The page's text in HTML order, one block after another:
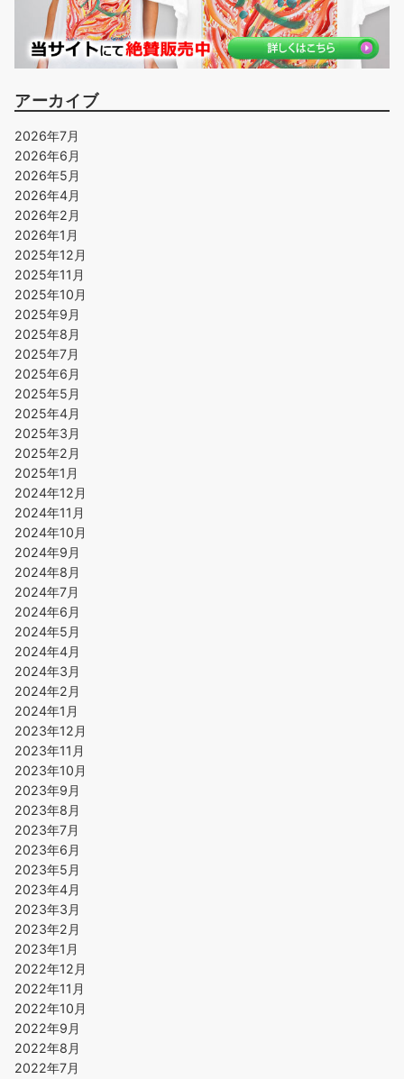
アーカイブ
2026年7月
2026年6月
2026年5月
2026年4月
2026年2月
2026年1月
2025年12月
2025年11月
2025年10月
2025年9月
2025年8月
2025年7月
2025年6月
2025年5月
2025年4月
2025年3月
2025年2月
2025年1月
2024年12月
2024年11月
2024年10月
2024年9月
2024年8月
2024年7月
2024年6月
2024年5月
2024年4月
2024年3月
2024年2月
2024年1月
2023年12月
2023年11月
2023年10月
2023年9月
2023年8月
2023年7月
2023年6月
2023年5月
2023年4月
2023年3月
2023年2月
2023年1月
2022年12月
2022年11月
2022年10月
2022年9月
2022年8月
2022年7月